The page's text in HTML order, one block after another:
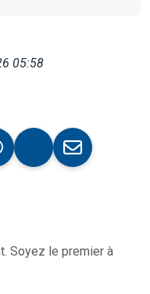
05:58
Soyez le premier à